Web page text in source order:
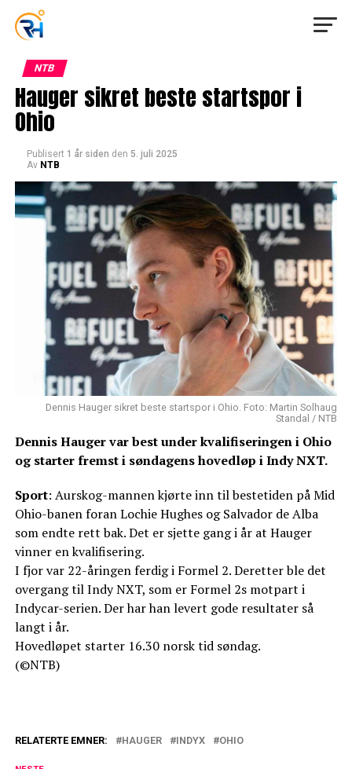
NTB
Hauger sikret beste startspor i
Ohio
Publisert 1 år siden den 5. juli 2025
Av NTB
Dennis Hauger sikret beste startspor i Ohio. Foto: Martin Solhaug
Standal / NTB
Dennis Hauger var best under kvalifiseringen i Ohio
og starter fremst i søndagens hovedløp i Indy NXT.
Sport: Aurskog-mannen kjørte inn til bestetiden på Mid
Ohio-banen foran Lochie Hughes og Salvador de Alba
som endte rett bak. Det er sjette gang i år at Hauger
vinner en kvalifisering.
I fjor var 22-åringen ferdig i Formel 2. Deretter ble det
overgang til Indy NXT, som er Formel 2s motpart i
Indycar-serien. Der har han levert gode resultater så
langt i år.
Hovedløpet starter 16.30 norsk tid søndag.
(©NTB)
RELATERTE EMNER: HAUGER INDYX OHIO